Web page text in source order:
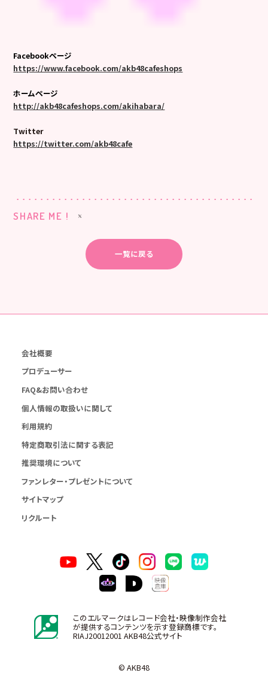
Facebookページ
https://www.facebook.com/akb48cafeshops
ホームページ
http://akb48cafeshops.com/akihabara/
Twitter
https://twitter.com/akb48cafe
SHARE ME !
一覧に戻る
会社概要
プロデューサー
FAQ&お問い合わせ
個人情報の取扱いに関して
利用規約
特定商取引法に関する表記
推奨環境について
ファンレター・プレゼントについて
サイトマップ
リクルート
このエルマークはレコード会社・映像制作会社
が提供するコンテンツを示す登録商標です。
RIAJ20012001 AKB48公式サイト
© AKB48